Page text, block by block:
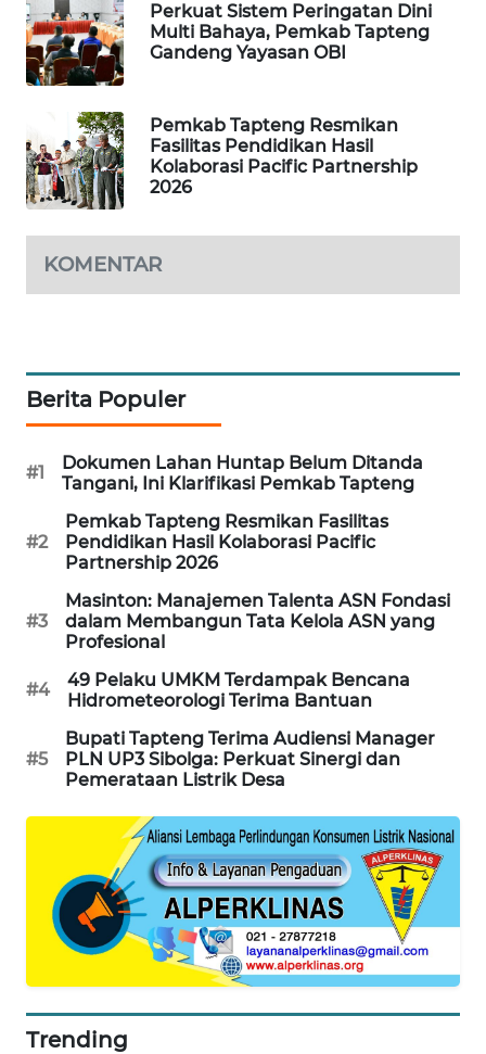
Perkuat Sistem Peringatan Dini
Multi Bahaya, Pemkab Tapteng
Gandeng Yayasan OBI
Pemkab Tapteng Resmikan
Fasilitas Pendidikan Hasil
Kolaborasi Pacific Partnership
2026
KOMENTAR
Berita Populer
#1
Dokumen Lahan Huntap Belum Ditanda
Tangani, Ini Klarifikasi Pemkab Tapteng
#2
Pemkab Tapteng Resmikan Fasilitas
Pendidikan Hasil Kolaborasi Pacific
Partnership 2026
#3
Masinton: Manajemen Talenta ASN Fondasi
dalam Membangun Tata Kelola ASN yang
Profesional
#4
49 Pelaku UMKM Terdampak Bencana
Hidrometeorologi Terima Bantuan
#5
Bupati Tapteng Terima Audiensi Manager
PLN UP3 Sibolga: Perkuat Sinergi dan
Pemerataan Listrik Desa
Trending
METRO
JAKARTA
NEWS
NEWS
KARING
NEWS
JURNAL
HUMBANG
NEWS
GARONGGANG
NEWS
FISUELRI
ID
ENERGI
NEWS
CILEUNGSI
BERKAT
NEWS
ANUGERAH
NEWS
AKHLAK
ID